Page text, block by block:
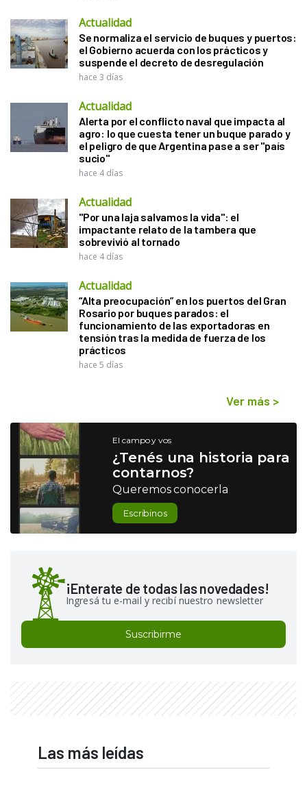
Actualidad
Se normaliza el servicio de buques y puertos:
el Gobierno acuerda con los prácticos y
suspende el decreto de desregulación
hace 3 días
Actualidad
Alerta por el conflicto naval que impacta al
agro: lo que cuesta tener un buque parado y
el peligro de que Argentina pase a ser "país
sucio"
hace 4 días
Actualidad
"Por una laja salvamos la vida": el
impactante relato de la tambera que
sobrevivió al tornado
hace 4 días
Actualidad
“Alta preocupación” en los puertos del Gran
Rosario por buques parados: el
funcionamiento de las exportadoras en
tensión tras la medida de fuerza de los
prácticos
hace 5 días
Ver más >
El campo y vos
¿Tenés una historia para
contarnos?
Queremos conocerla
Escribinos
¡Enterate de todas las novedades!
Ingresá tu e-mail y recibí nuestro newsletter
Suscribirme
Las más leídas